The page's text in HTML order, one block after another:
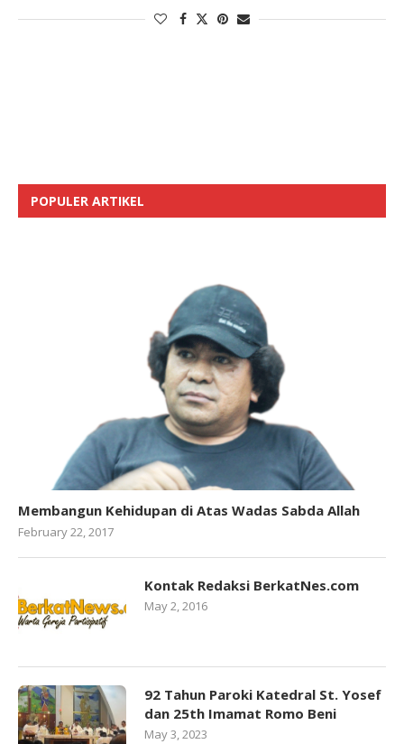
POPULER ARTIKEL
Membangun Kehidupan di Atas Wadas Sabda Allah
February 22, 2017
Kontak Redaksi BerkatNes.com
May 2, 2016
92 Tahun Paroki Katedral St. Yosef
dan 25th Imamat Romo Beni
May 3, 2023